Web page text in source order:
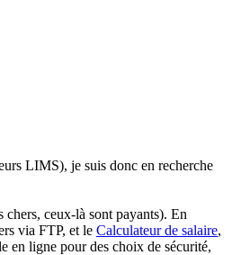
LIMS), je suis donc en recherche
chers, ceux-là sont payants). En
via FTP, et le Calculateur de salaire,
en ligne pour des choix de sécurité,